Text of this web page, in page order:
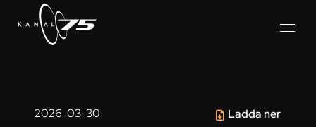
2026-03-30 Ladda ner